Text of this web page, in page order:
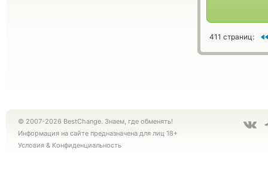
411 страниц:
© 2007-2026 BestChange. Знаем, где обменять!
Информация на сайте предназначена для лиц 18+
Условия & Конфиденциальность